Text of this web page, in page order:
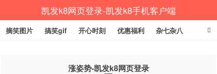
凯发k8网页登录-凯发k8手机客户端
摘笑图片 搞笑gif 开心时刻 优惠福利 杂七杂八
涨姿势-凯发k8网页登录